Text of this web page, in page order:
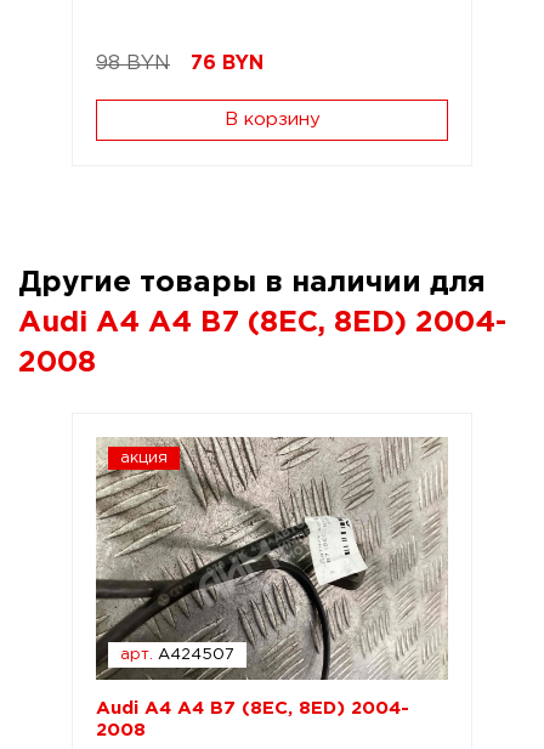
98 BYN 76 BYN
В корзину
Другие товары в наличии для
Audi A4 A4 B7 (8EC, 8ED) 2004-
2008
акция
арт. A424507
Audi A4 A4 B7 (8EC, 8ED) 2004-
2008